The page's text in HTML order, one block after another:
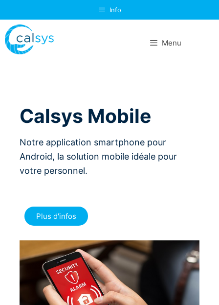
Info
Menu
Calsys Mobile
Notre application smartphone pour
Android, la solution mobile idéale pour
votre personnel.
Plus d'infos